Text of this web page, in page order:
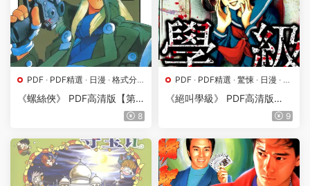
PDF · PDF精選 · 日漫 · 格式分
類
漫畫屬地 科幻
《螺絲俠》 PDF高清版【第0
8
PDF · PDF精選 · 驚悚 · 日漫 · 格
式分類
《絕叫學級》 PDF高清版
9